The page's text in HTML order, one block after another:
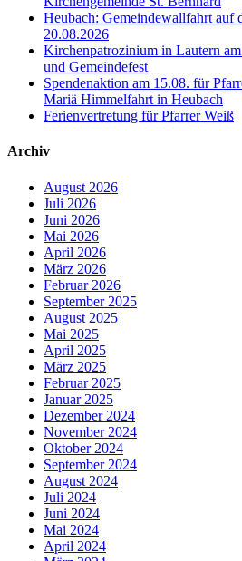
Heubach: Gemeindewallfahrt auf
20.08.2026
Kirchenpatrozinium in Lautern
und Gemeindefest
Spendenaktion am 15.08. für
Mariä Himmelfahrt in Heubach
Ferienvertretung für Pfarrer Weiß
Archiv
August 2026
Juli 2026
Juni 2026
Mai 2026
April 2026
März 2026
Februar 2026
September 2025
August 2025
Mai 2025
April 2025
März 2025
Februar 2025
Januar 2025
Dezember 2024
November 2024
Oktober 2024
September 2024
August 2024
Juli 2024
Juni 2024
Mai 2024
April 2024